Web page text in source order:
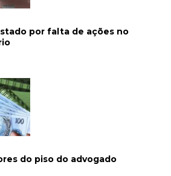
por falta de ações no
do piso do advogado